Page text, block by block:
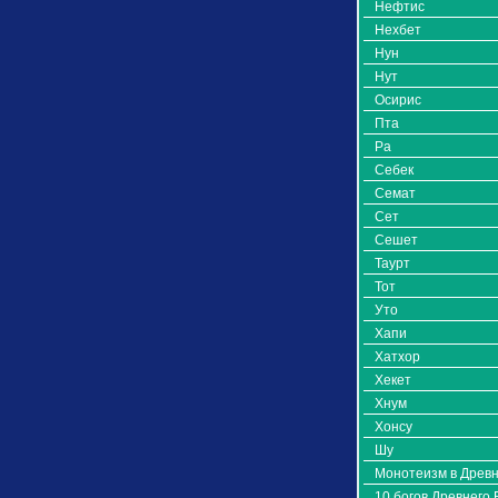
Нефтис
Нехбет
Нун
Нут
Осирис
Пта
Ра
Себек
Семат
Сет
Сешет
Таурт
Тот
Уто
Хапи
Хатхор
Хекет
Хнум
Хонсу
Шу
Монотеизм в